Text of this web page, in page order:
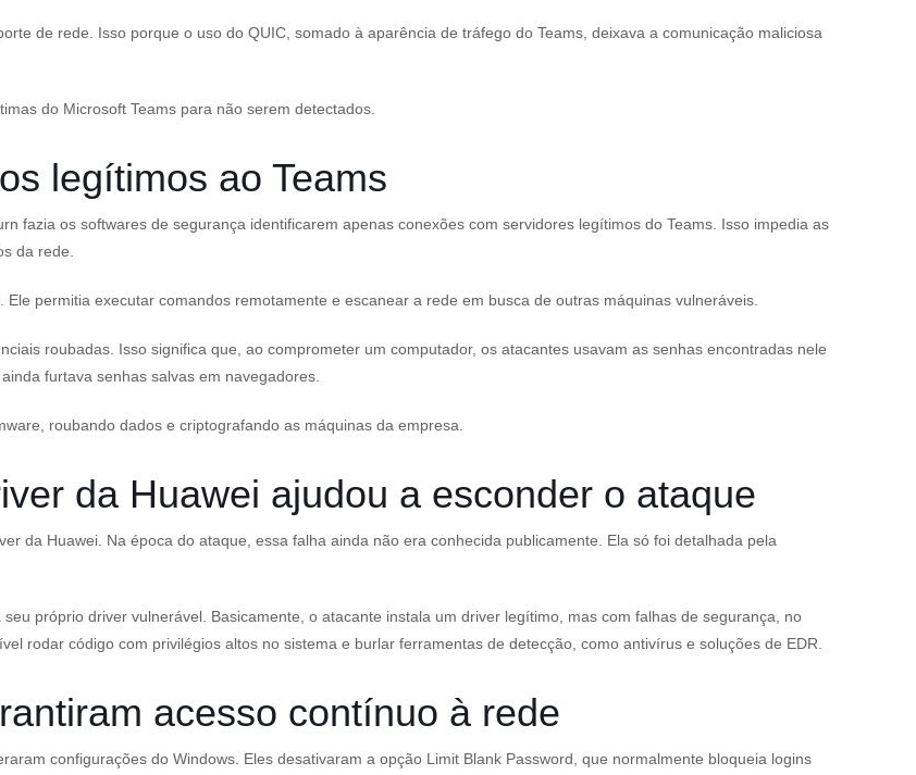
de rede. Isso porque o uso do QUIC, somado à aparência de tráfego do Teams, deixava a comunicação maliciosa
do Microsoft Teams para não serem detectados.
legítimos ao Teams
fazia os softwares de segurança identificarem apenas conexões com servidores legítimos do Teams. Isso impedia as
da rede.
permitia executar comandos remotamente e escanear a rede em busca de outras máquinas vulneráveis.
roubadas. Isso significa que, ao comprometer um computador, os atacantes usavam as senhas encontradas nele
furtava senhas salvas em navegadores.
roubando dados e criptografando as máquinas da empresa.
da Huawei ajudou a esconder o ataque
da Huawei. Na época do ataque, essa falha ainda não era conhecida publicamente. Ela só foi detalhada pela
próprio driver vulnerável. Basicamente, o atacante instala um driver legítimo, mas com falhas de segurança, no
rodar código com privilégios altos no sistema e burlar ferramentas de detecção, como antivírus e soluções de EDR.
acesso contínuo à rede
configurações do Windows. Eles desativaram a opção Limit Blank Password, que normalmente bloqueia logins